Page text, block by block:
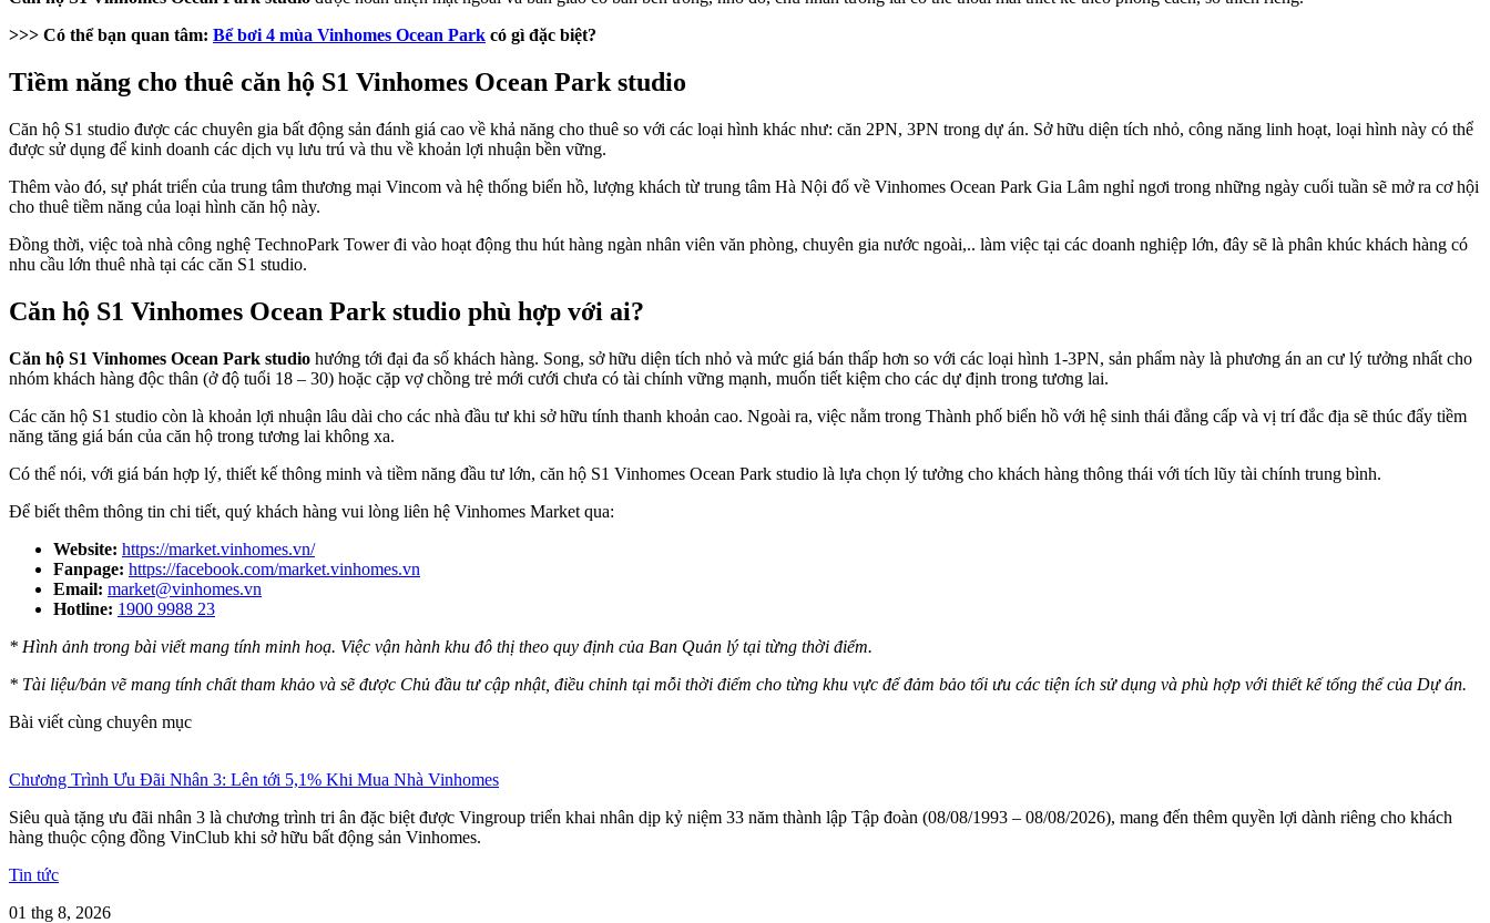
>>> Có thể bạn quan tâm: Bể bơi 4 mùa Vinhomes Ocean Park có gì đặc biệt?
Tiềm năng cho thuê căn hộ S1 Vinhomes Ocean Park studio
Căn hộ S1 studio được các chuyên gia bất động sản đánh giá cao về khả năng cho thuê so với các loại hình khác như: căn 2PN, 3PN trong dự án. Sở hữu diện tích nhỏ, công năng linh hoạt, loại hình này có thể
được sử dụng để kinh doanh các dịch vụ lưu trú và thu về khoản lợi nhuận bền vững.
Thêm vào đó, sự phát triển của trung tâm thương mại Vincom và hệ thống biển hồ, lượng khách từ trung tâm Hà Nội đổ về Vinhomes Ocean Park Gia Lâm nghỉ ngơi trong những ngày cuối tuần sẽ mở ra cơ hội
cho thuê tiềm năng của loại hình căn hộ này.
Đồng thời, việc toà nhà công nghệ TechnoPark Tower đi vào hoạt động thu hút hàng ngàn nhân viên văn phòng, chuyên gia nước ngoài,.. làm việc tại các doanh nghiệp lớn, đây sẽ là phân khúc khách hàng có
nhu cầu lớn thuê nhà tại các căn S1 studio.
Căn hộ S1 Vinhomes Ocean Park studio phù hợp với ai?
Căn hộ S1 Vinhomes Ocean Park studio hướng tới đại đa số khách hàng. Song, sở hữu diện tích nhỏ và mức giá bán thấp hơn so với các loại hình 1-3PN, sản phẩm này là phương án an cư lý tưởng nhất cho
nhóm khách hàng độc thân (ở độ tuổi 18 – 30) hoặc cặp vợ chồng trẻ mới cưới chưa có tài chính vững mạnh, muốn tiết kiệm cho các dự định trong tương lai.
Các căn hộ S1 studio còn là khoản lợi nhuận lâu dài cho các nhà đầu tư khi sở hữu tính thanh khoản cao. Ngoài ra, việc nằm trong Thành phố biển hồ với hệ sinh thái đẳng cấp và vị trí đắc địa sẽ thúc đẩy tiềm
năng tăng giá bán của căn hộ trong tương lai không xa.
Có thể nói, với giá bán hợp lý, thiết kế thông minh và tiềm năng đầu tư lớn, căn hộ S1 Vinhomes Ocean Park studio là lựa chọn lý tưởng cho khách hàng thông thái với tích lũy tài chính trung bình.
Để biết thêm thông tin chi tiết, quý khách hàng vui lòng liên hệ Vinhomes Market qua:
Website: https://market.vinhomes.vn/
Fanpage: https://facebook.com/market.vinhomes.vn
Email: market@vinhomes.vn
Hotline: 1900 9988 23
* Hình ảnh trong bài viết mang tính minh hoạ. Việc vận hành khu đô thị theo quy định của Ban Quản lý tại từng thời điểm.
* Tài liệu/bản vẽ mang tính chất tham khảo và sẽ được Chủ đầu tư cập nhật, điều chỉnh tại mỗi thời điểm cho từng khu vực để đảm bảo tối ưu các tiện ích sử dụng và phù hợp với thiết kế tổng thể của Dự án.
Bài viết cùng chuyên mục
Chương Trình Ưu Đãi Nhân 3: Lên tới 5,1% Khi Mua Nhà Vinhomes
Siêu quà tặng ưu đãi nhân 3 là chương trình tri ân đặc biệt được Vingroup triển khai nhân dịp kỷ niệm 33 năm thành lập Tập đoàn (08/08/1993 – 08/08/2026), mang đến thêm quyền lợi dành riêng cho khách
hàng thuộc cộng đồng VinClub khi sở hữu bất động sản Vinhomes.
Tin tức
01 thg 8, 2026